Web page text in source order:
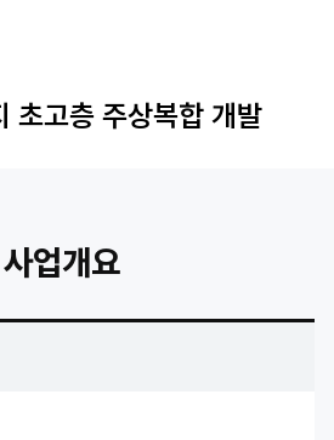
초고층 주상복합 개발
사업개요